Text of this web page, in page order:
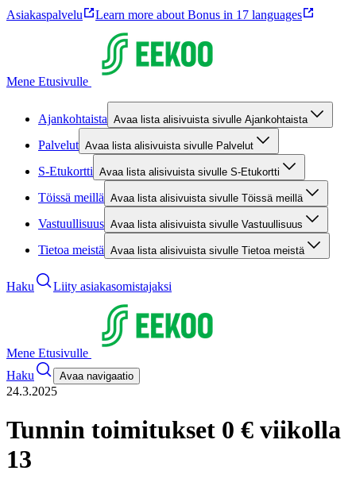
Asiakaspalvelu Learn more about Bonus in 17 languages
Mene Etusivulle
Ajankohtaista Avaa lista alisivuista sivulle Ajankohtaista
Palvelut Avaa lista alisivuista sivulle Palvelut
S-Etukortti Avaa lista alisivuista sivulle S-Etukortti
Töissä meillä Avaa lista alisivuista sivulle Töissä meillä
Vastuullisuus Avaa lista alisivuista sivulle Vastuullisuus
Tietoa meistä Avaa lista alisivuista sivulle Tietoa meistä
Haku Liity asiakasomistajaksi
Mene Etusivulle
Haku
Avaa navigaatio
24.3.2025
Tunnin toimitukset 0 € viikolla
13